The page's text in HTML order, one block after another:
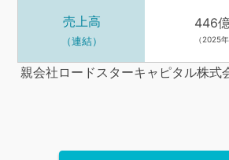
売上高
（連結）
446
（2025
親会社ロードスターキャピタル株式